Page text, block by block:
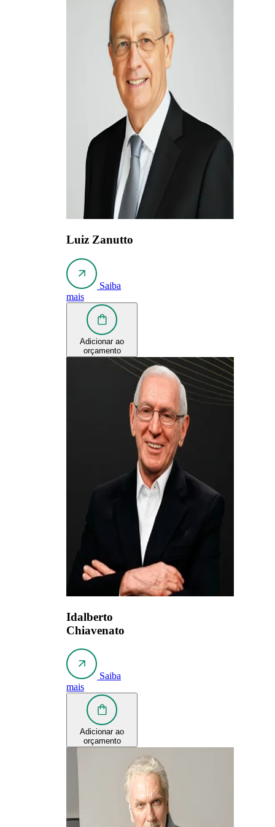
Luiz Zanutto
Saiba
mais
Adicionar ao
orçamento
Idalberto
Chiavenato
Saiba
mais
Adicionar ao
orçamento